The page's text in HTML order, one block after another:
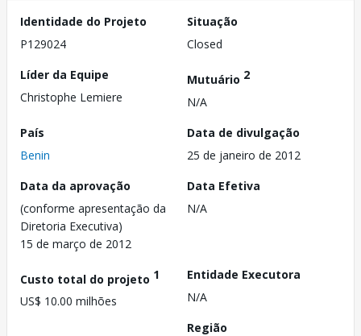
Identidade do Projeto
P129024
Situação
Closed
Líder da Equipe
Christophe Lemiere
Mutuário 2
N/A
País
Benin
Data de divulgação
25 de janeiro de 2012
Data da aprovação
(conforme apresentação da
Diretoria Executiva)
15 de março de 2012
Data Efetiva
N/A
Custo total do projeto 1
US$ 10.00 milhões
Entidade Executora
N/A
Região